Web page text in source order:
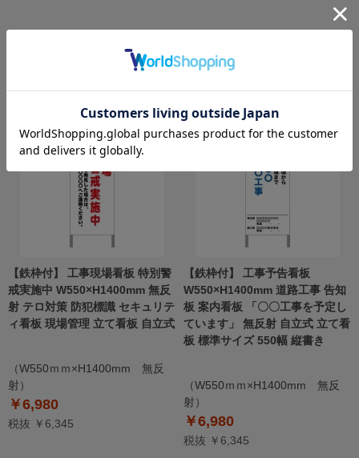
税抜 ￥6,345
射）
￥6,980
税抜 ￥6,345
【鉄枠付】 工事現場看板 特別警
戒実施中 W550×H1400mm 無反
射 テロ対策 防犯標識 セキュリテ
ィ看板 現場管理 立て看板 自立式
（W550ｍｍ×H1400mm 無反
射）
￥6,980
税抜 ￥6,345
【鉄枠付】 工事予告看板
W550×H1400mm 道路工事 告知
板 案内看板 「〇〇工事を予定し
ています」 無反射 自立式 立て看
板 標準サイズ 550幅 縦書き
（W550ｍｍ×H1400mm 無反
射）
￥6,980
税抜 ￥6,345